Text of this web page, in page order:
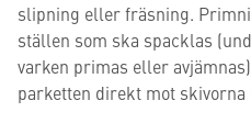
slipning eller fräsning.
ställen som ska spacklas
varken primas eller
parketten direkt mot